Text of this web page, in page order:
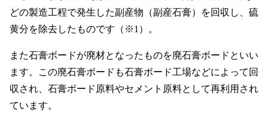
どの製造工程で発生した副産物（副産石膏）を回収し、硫
黄分を除去したものです（※1）。
また石膏ボードが廃材となったものを廃石膏ボードといい
ます。この廃石膏ボードも石膏ボード工場などによって回
収され、石膏ボード原料やセメント原料として再利用され
ています。